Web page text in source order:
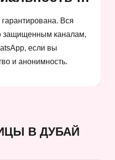
Вся
защищенным каналам,
если вы
и анонимность.
В ДУБАЙ